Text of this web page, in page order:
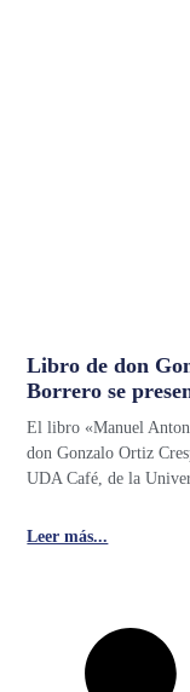
Libro de don
Borrero se
El libro «Manuel
don Gonzalo Ortiz
UDA Café, de la
Leer más...